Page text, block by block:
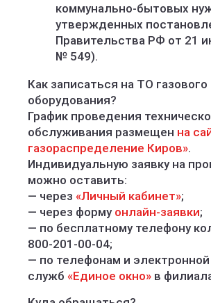
коммунально-бытовых
утвержденных
Правительства РФ от 21
№ 549).
Как записаться на ТО газового
оборудования?
График проведения
обслуживания размещен на
газораспределение Киров».
Индивидуальную заявку на
можно оставить:
— через «Личный кабинет»;
— через форму онлайн-заявки;
— по бесплатному телефону
800-201-00-04;
— по телефонам и электронной
служб «Единое окно» в